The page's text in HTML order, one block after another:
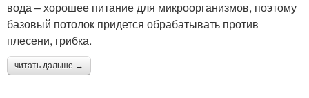
вода – хорошее питание для микроорганизмов, поэтому
базовый потолок придется обрабатывать против
плесени, грибка.
читать дальше →